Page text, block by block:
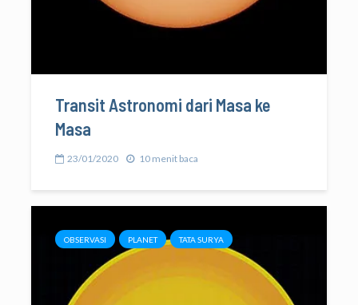
Transit Astronomi dari Masa ke
Masa
23/01/2020 10 menit baca
OBSERVASI PLANET TATA SURYA